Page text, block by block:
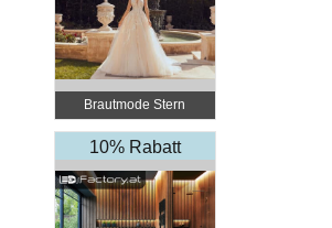
Brautmode Stern
10% Rabatt